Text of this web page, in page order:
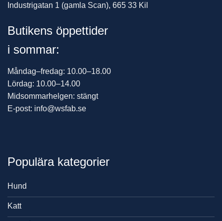
Industrigatan 1 (gamla Scan), 665 33 Kil
Butikens öppettider
i sommar:
Måndag–fredag: 10.00–18.00
Lördag: 10.00–14.00
Midsommarhelgen: stängt
E-post: info@wsfab.se
Populära kategorier
Hund
Katt